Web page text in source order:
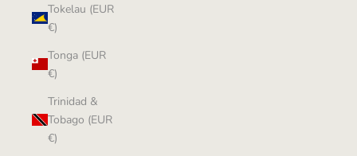
Tokelau (EUR
€)
Tonga (EUR
€)
Trinidad &
Tobago (EUR
€)